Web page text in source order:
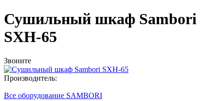
Сушильный шкаф Sambori
SXH-65
Звоните
Производитель:
Все оборудование SAMBORI